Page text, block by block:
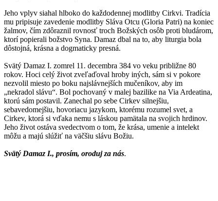
Jeho vplyv siahal hlboko do každodennej modlitby Cirkvi. Tradícia
mu pripisuje zavedenie modlitby Sláva Otcu (Gloria Patri) na koniec
žalmov, čím zdôraznil rovnosť troch Božských osôb proti bludárom,
ktorí popierali božstvo Syna. Damaz dbal na to, aby liturgia bola
dôstojná, krásna a dogmaticky presná.
Svätý Damaz I. zomrel 11. decembra 384 vo veku približne 80
rokov. Hoci celý život zveľaďoval hroby iných, sám si v pokore
nezvolil miesto po boku najslávnejších mučeníkov, aby im
„nekradol slávu“. Bol pochovaný v malej bazilike na Via Ardeatina,
ktorú sám postavil. Zanechal po sebe Cirkev silnejšiu,
sebavedomejšiu, hovoriacu jazykom, ktorému rozumel svet, a
Cirkev, ktorá si vďaka nemu s láskou pamätala na svojich hrdinov.
Jeho život ostáva svedectvom o tom, že krása, umenie a intelekt
môžu a majú slúžiť na väčšiu slávu Božiu.
Svätý Damaz I., prosím, oroduj za nás.